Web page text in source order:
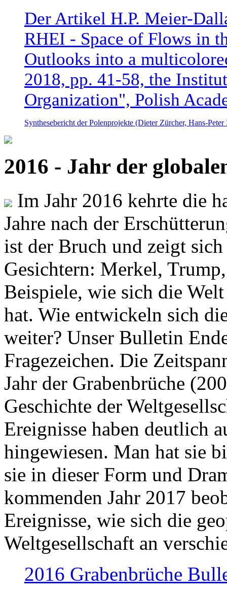
Der Artikel H.P. Meier-
RHEI - Space of Flows in
Outlooks into a
2018, pp. 41-58, the
Organization", Polish
Synthesebericht der Polenprojekte (Dieter Zürcher, Hans-
2016 - Jahr der
Im Jahr 2016 kehrte die
Jahre nach der
ist der Bruch und zeigt
Gesichtern: Merkel,
Beispiele, wie sich die
hat. Wie entwickeln sich
weiter? Unser Bulletin
Fragezeichen. Die
Jahr der Grabenbrüche
Geschichte der
Ereignisse haben deutlich
hingewiesen. Man hat sie
sie in dieser Form und
kommenden Jahr 2017
Ereignisse, wie sich die
Weltgesellschaft an
2016 Grabenbrüche